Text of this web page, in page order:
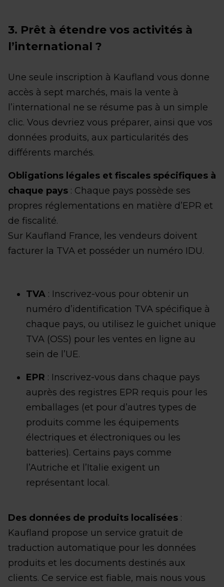
3. Prêt à étendre vos activités à
l’international ?
Une seule inscription à Kaufland vous donne
accès à sept marchés, mais la vente à
l’international ne se résume pas à un simple
clic. Vous devriez vous préparer, ainsi que vos
données produits, aux particularités des
différents marchés.
Obligations légales et fiscales spécifiques à
chaque pays : Chaque pays possède ses
propres réglementations en matière d’EPR et
de fiscalité.
Sur Kaufland France, les vendeurs doivent
facturer la TVA et posséder un numéro IDU.
TVA : Inscrivez-vous pour obtenir un
numéro d’identification TVA spécifique à
chaque pays, ou utilisez le guichet unique
TVA (OSS) pour les ventes en ligne au
sein de l’UE.
EPR : Inscrivez-vous dans chaque pays
auprès des registres EPR requis pour les
emballages (et pour d’autres types de
produits comme les équipements
électriques et électroniques ou les
batteries). Certains pays comme
l’Autriche et l’Italie exigent un
représentant local.
Des données de produits localisées :
Kaufland propose un service gratuit de
traduction automatique pour les données
produits et les documents destinés aux
clients. Ce service est fiable, mais nous vous